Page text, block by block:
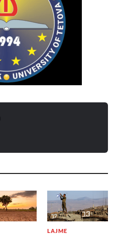
LAJME